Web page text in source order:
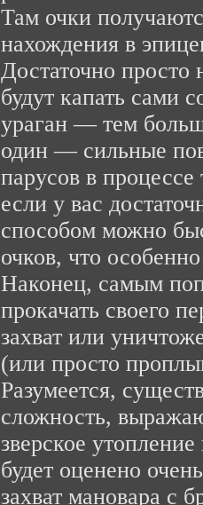
Там очки
нахождения в
Достаточно просто
будут капать сами
ураган — тем
один — сильные
парусов в процессе
если у вас
способом можно
очков, что
Наконец, самым
прокачать своего
захват или
(или просто
Разумеется,
сложность,
зверское
будет оценено
захват мановара с